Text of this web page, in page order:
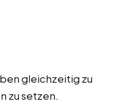
gleichzeitig zu
zu setzen.